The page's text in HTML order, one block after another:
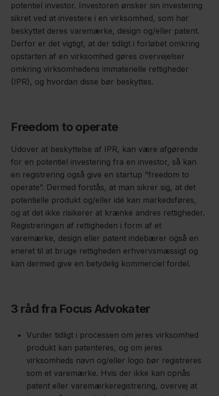
potentiel investor. Investoren ønsker sin investering
sikret ved at investere i en virksomhed, som har
beskyttet deres varemærke, design og/eller patent.
Derfor er det vigtigt, at der tidligt i forløbet omkring
opstarten af en virksomhed gøres overvejelser
omkring virksomhedens immaterielle rettigheder
(IPR), og hvordan disse bør beskyttes.
Freedom to operate
Udover at beskyttelse af IPR, kan være afgørende
for en potentiel investering fra en investor, så kan
en registrering også give en startup ”freedom to
operate”. Dermed forstås, at man sikrer sig, at det
potentielle produkt og/eller idé kan markedsføres,
og at det ikke risikerer at krænke andres rettigheder.
Registreringen af rettigheden i form af et
varemærke, design eller patent indebærer også en
eneret til at bruge rettigheden erhvervsmæssigt og
kan dermed give en betydelig kommerciel fordel.
3 råd fra Focus Advokater
Vurder tidligt i processen om jeres virksomhed
produkt kan patenteres, og om jeres
virksomheds navn og/eller logo bør registreres
som et varemærke. Hvis der ikke kan opnås
patent eller varemærkeregistrering, overvej at